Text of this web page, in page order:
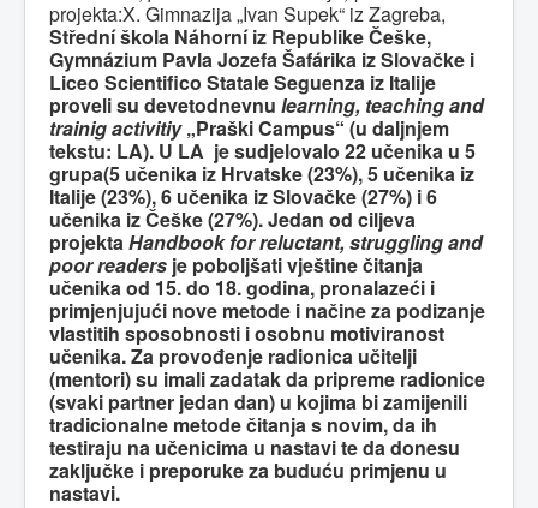
projekta:X. Gimnazija „Ivan Supek“ iz Zagreba,
Střední škola Náhorní iz Republike Češke,
Gymnázium Pavla Jozefa Šafárika iz Slovačke i
Liceo Scientifico Statale Seguenza iz Italije
proveli su devetodnevnu learning, teaching and
trainig activitiy„Praški Campus“ (u daljnjem
tekstu: LA). U LA je sudjelovalo 22 učenika u 5
grupa(5 učenika iz Hrvatske (23%), 5 učenika iz
Italije (23%), 6 učenika iz Slovačke (27%) i 6
učenika iz Češke (27%). Jedan od ciljeva
projektaHandbook for reluctant, struggling and
poor readers je poboljšati vještine čitanja
učenika od 15. do 18. godina, pronalazeći i
primjenjujući nove metode i načine za podizanje
vlastitih sposobnosti i osobnu motiviranost
učenika. Za provođenje radionica učitelji
(mentori) su imali zadatak da pripreme radionice
(svaki partner jedan dan) u kojima bi zamijenili
tradicionalne metode čitanja s novim, da ih
testiraju na učenicima u nastavi te da donesu
zaključke i preporuke za buduću primjenu u
nastavi.